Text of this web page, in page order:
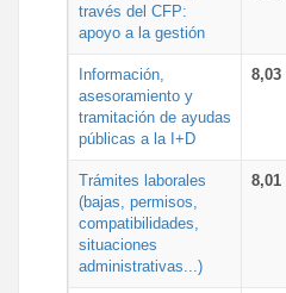
través del CFP:
apoyo a la gestión
Información,
asesoramiento y
tramitación de ayudas
públicas a la I+D
8,03
Trámites laborales
(bajas, permisos,
compatibilidades,
situaciones
administrativas...)
8,01